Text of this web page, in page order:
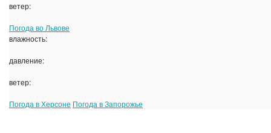
ветер:
Погода во Львове
влажность:
давление:
ветер:
Погода в Херсоне Погода в Запорожье